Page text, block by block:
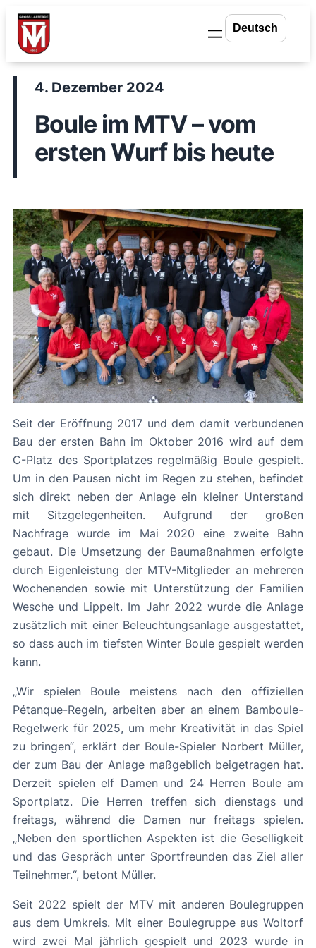
Zum
Inhalt
springen
4. Dezember 2024
Boule im MTV – vom
ersten Wurf bis heute
Seit der Eröffnung 2017 und dem damit verbundenen
Bau der ersten Bahn im Oktober 2016 wird auf dem
C-Platz des Sportplatzes regelmäßig Boule gespielt.
Um in den Pausen nicht im Regen zu stehen, befindet
sich direkt neben der Anlage ein kleiner Unterstand
mit Sitzgelegenheiten. Aufgrund der großen
Nachfrage wurde im Mai 2020 eine zweite Bahn
gebaut. Die Umsetzung der Baumaßnahmen erfolgte
durch Eigenleistung der MTV-Mitglieder an mehreren
Wochenenden sowie mit Unterstützung der Familien
Wesche und Lippelt. Im Jahr 2022 wurde die Anlage
zusätzlich mit einer Beleuchtungsanlage ausgestattet,
so dass auch im tiefsten Winter Boule gespielt werden
kann.
„Wir spielen Boule meistens nach den offiziellen
Pétanque-Regeln, arbeiten aber an einem Bamboule-
Regelwerk für 2025, um mehr Kreativität in das Spiel
zu bringen“, erklärt der Boule-Spieler Norbert Müller,
der zum Bau der Anlage maßgeblich beigetragen hat.
Derzeit spielen elf Damen und 24 Herren Boule am
Sportplatz. Die Herren treffen sich dienstags und
freitags, während die Damen nur freitags spielen.
„Neben den sportlichen Aspekten ist die Geselligkeit
und das Gespräch unter Sportfreunden das Ziel aller
Teilnehmer.“, betont Müller.
Seit 2022 spielt der MTV mit anderen Boulegruppen
aus dem Umkreis. Mit einer Boulegruppe aus Woltorf
wird zwei Mal jährlich gespielt und 2023 wurde in